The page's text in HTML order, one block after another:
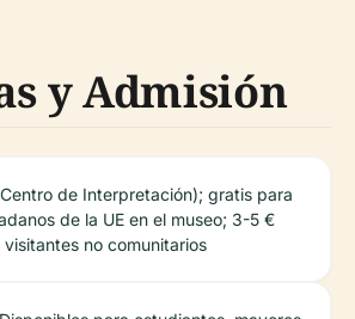
y Admisión
de Interpretación); gratis para
de la UE en el museo; 3-5 €
visitantes no comunitarios